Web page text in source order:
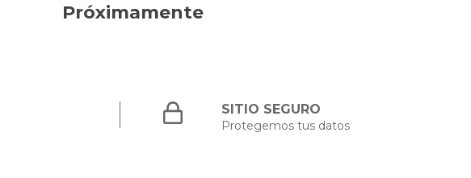
Próximamente
SITIO SEGURO
Protegemos tus datos